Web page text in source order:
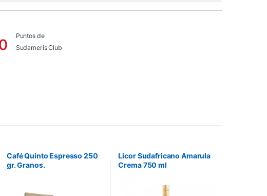
Puntos de
Sudameris Club
Café Quinto Espresso 250
gr. Granos.
Licor Sudafricano Amarula
Crema 750 ml